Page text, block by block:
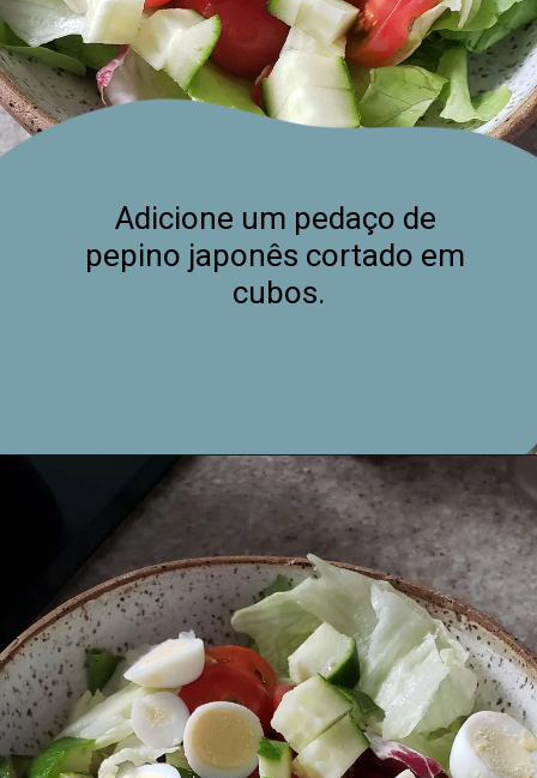
Adicione um pedaço de
pepino japonês cortado em
cubos.